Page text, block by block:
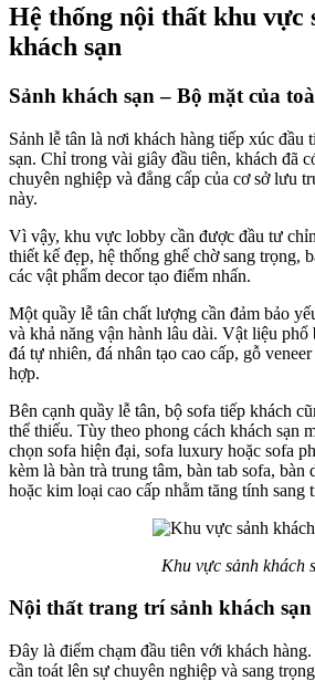
Hệ thống nội thất khu vực
khách sạn
Sảnh khách sạn – Bộ mặt của
Sảnh lễ tân là nơi khách hàng tiếp xúc đầu
sạn. Chỉ trong vài giây đầu tiên, khách đã
chuyên nghiệp và đẳng cấp của cơ sở lưu
này.
Vì vậy, khu vực lobby cần được đầu tư
thiết kế đẹp, hệ thống ghế chờ sang trọng,
các vật phẩm decor tạo điểm nhấn.
Một quầy lễ tân chất lượng cần đảm bảo
và khả năng vận hành lâu dài. Vật liệu
đá tự nhiên, đá nhân tạo cao cấp, gỗ
hợp.
Bên cạnh quầy lễ tân, bộ sofa tiếp khách
thể thiếu. Tùy theo phong cách khách sạn
chọn sofa hiện đại, sofa luxury hoặc sofa
kèm là bàn trà trung tâm, bàn tab sofa, bàn
hoặc kim loại cao cấp nhằm tăng tính sang
Khu vực sảnh khách
Nội thất trang trí sảnh khách sạn
Đây là điểm chạm đầu tiên với khách
cần toát lên sự chuyên nghiệp và sang